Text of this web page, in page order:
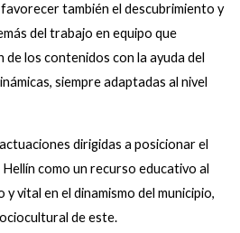
también el descubrimiento y
del trabajo en equipo que
los contenidos con la ayuda del
siempre adaptadas al nivel
dirigidas a posicionar el
como un recurso educativo al
vital en el dinamismo del municipio,
de este.